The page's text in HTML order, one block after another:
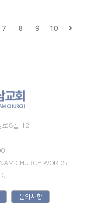
7 8 9 10
로8길 12
CHURCH WORDS
문의사항